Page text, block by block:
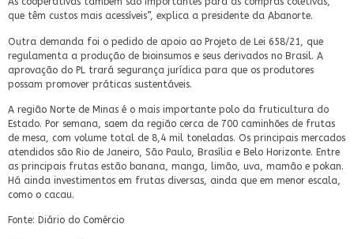
que têm custos mais acessíveis”, explica a presidente da Abanorte.
Outra demanda foi o pedido de apoio ao Projeto de Lei 658/21, que
regulamenta a produção de bioinsumos e seus derivados no Brasil. A
aprovação do PL trará segurança jurídica para que os produtores
possam promover práticas sustentáveis.
A região Norte de Minas é o mais importante polo da fruticultura do
Estado. Por semana, saem da região cerca de 700 caminhões de frutas
de mesa, com volume total de 8,4 mil toneladas. Os principais mercados
atendidos são Rio de Janeiro, São Paulo, Brasília e Belo Horizonte. Entre
as principais frutas estão banana, manga, limão, uva, mamão e pokan.
Há ainda investimentos em frutas diversas, ainda que em menor escala,
como o cacau.
Fonte: Diário do Comércio